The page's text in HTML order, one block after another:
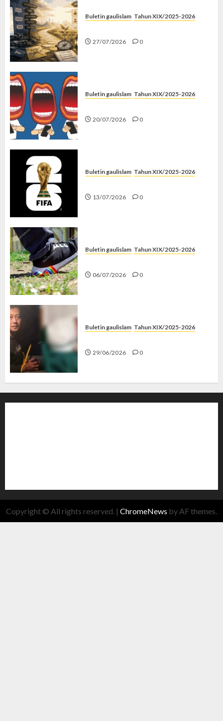
Buletin gaulislam Tahun XIX/2025-2026
27/07/2026 0
Buletin gaulislam Tahun XIX/2025-2026
20/07/2026 0
Buletin gaulislam Tahun XIX/2025-2026
13/07/2026 0
Buletin gaulislam Tahun XIX/2025-2026
06/07/2026 0
Buletin gaulislam Tahun XIX/2025-2026
29/06/2026 0
Copyright © All rights reserved. | ChromeNews by AF themes.